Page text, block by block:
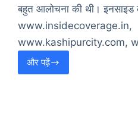
बहुत आलोचना की थी।
www.insidecoverage.in,
www.kashipurcity.com,
और पढ़ें
प्रधानमंत्री